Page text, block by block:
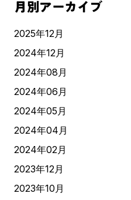
月別アーカイブ
2025年12月
2024年12月
2024年08月
2024年06月
2024年05月
2024年04月
2024年02月
2023年12月
2023年10月